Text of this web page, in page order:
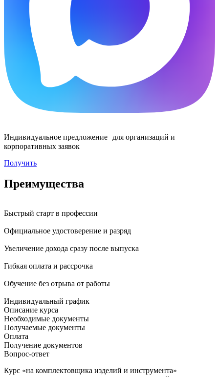
Индивидуальное предложение для организаций и
корпоративных заявок
Получить
Преимущества
Быстрый старт в профессии
Официальное удостоверение и разряд
Увеличение дохода сразу после выпуска
Гибкая оплата и рассрочка
Обучение без отрыва от работы
Индивидуальный график
Описание курса
Необходимые документы
Получаемые документы
Оплата
Получение документов
Вопрос-ответ
Курс «на комплектовщика изделий и инструмента»